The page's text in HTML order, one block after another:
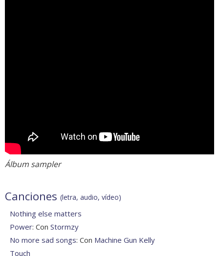
Álbum sampler
Canciones (letra, audio, vídeo)
Nothing else matters
Power: Con Stormzy
No more sad songs: Con Machine Gun Kelly
Touch